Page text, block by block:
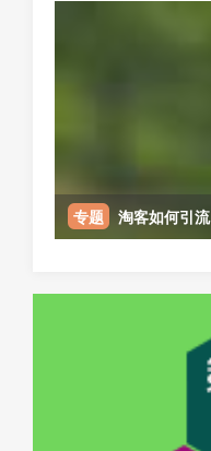
专题 淘客如何引流